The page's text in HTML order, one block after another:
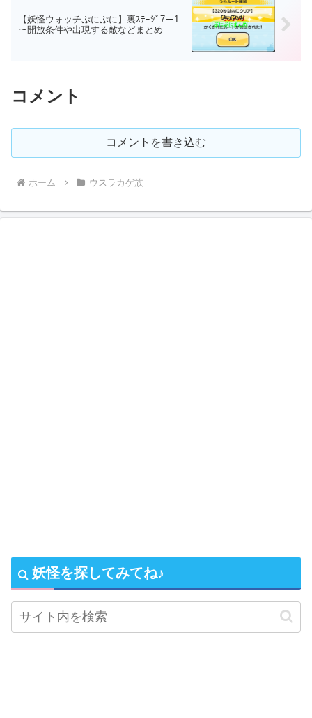
【妖怪ウォッチぷにぷに】裏ｽﾃｰｼﾞ7－1
～開放条件や出現する敵などまとめ
コメント
コメントを書き込む
ホーム ウスラカゲ族
妖怪を探してみてね♪